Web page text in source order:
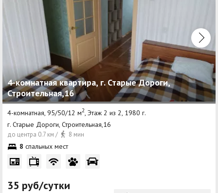
4-комнатная квартира, г. Старые Дороги,
Строительная,16
4-комнатная, 95/50/12 м2 , Этаж 2 из 2, 1980 г.
г. Старые Дороги, Строительная,16
до центра 0.7 км / 8 мин
8 спальных мест
35 руб/сутки